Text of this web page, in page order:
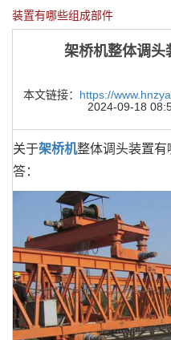
装置有哪些组成部件
架桥机整体调头
本文链接： https://
2024-09-18
关于架桥机整体调头装置有
答：